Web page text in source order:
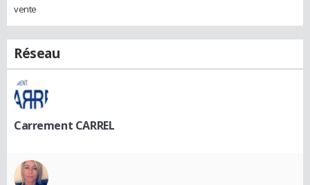
vente
Réseau
Carrement CARREL